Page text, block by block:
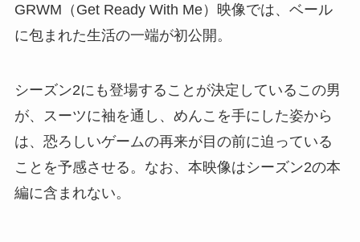
GRWM（Get Ready With Me）映像では、ベール
に包まれた生活の一端が初公開。
シーズン2にも登場することが決定しているこの男
が、スーツに袖を通し、めんこを手にした姿から
は、恐ろしいゲームの再来が目の前に迫っている
ことを予感させる。なお、本映像はシーズン2の本
編に含まれない。